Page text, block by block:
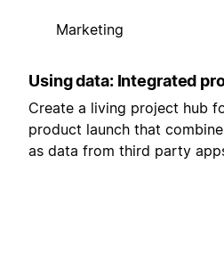
Marketing
Using data: Integrated
Create a living project hub
product launch that
as data from third party